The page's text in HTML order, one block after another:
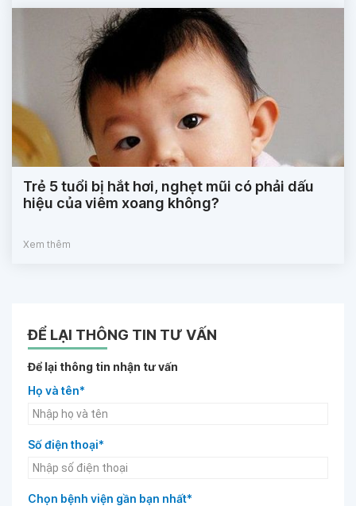
Trẻ 5 tuổi bị hắt hơi, nghẹt mũi có phải dấu
hiệu của viêm xoang không?
Xem thêm
ĐỂ LẠI THÔNG TIN TƯ VẤN
Để lại thông tin nhận tư vấn
Họ và tên*
Số điện thoại*
Chọn bệnh viện gần bạn nhất*